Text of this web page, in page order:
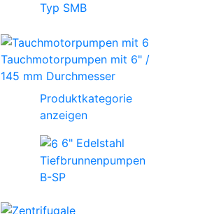
Typ SMB
Tauchmotorpumpen mit 6" /
145 mm Durchmesser
Produktkategorie
anzeigen
6" Edelstahl
Tiefbrunnenpumpen
B-SP